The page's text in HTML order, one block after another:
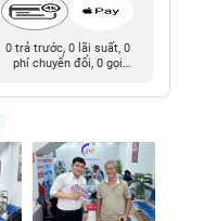
0 trả trước, 0 lãi suất, 0
phí chuyển đổi, 0 gọi